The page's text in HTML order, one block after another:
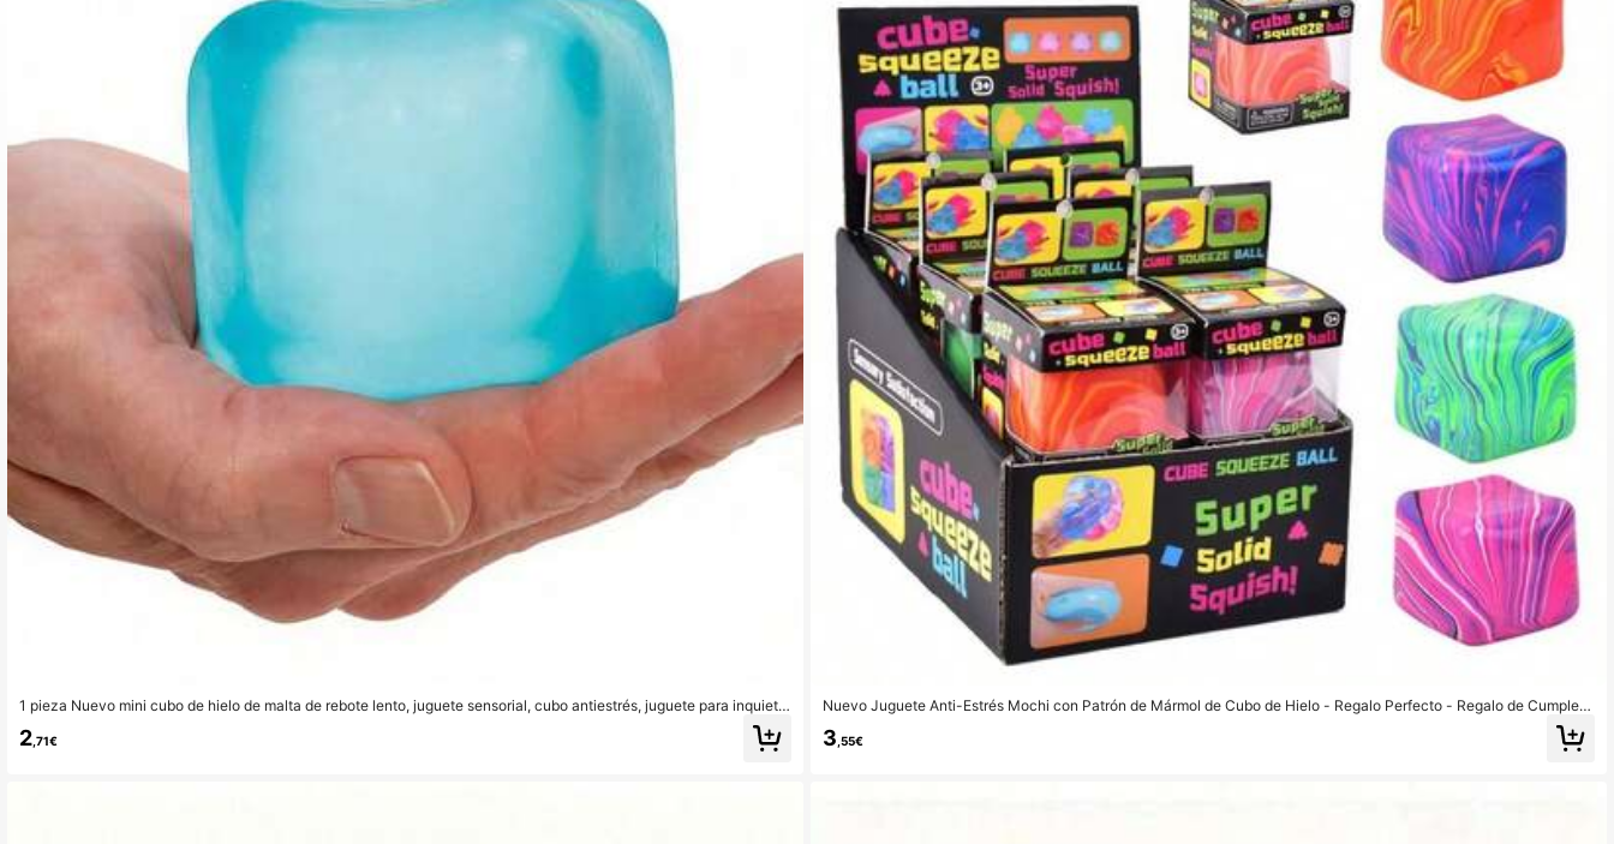
1 pieza Nuevo mini cubo de hielo de malta de rebote lento, juguete sensorial, cubo antiestrés, juguete para inquieto
s, juguete de viaje, juguete de aula, juguete de baño, artículos de papelería navideños, pelota antiestrés, regalo de c
umpleaños/Navidad
2,71€
Nuevo Juguete Anti-Estrés Mochi con Patrón de Mármol de Cubo de Hielo - Regalo Perfecto - Regalo de Cumplea
3 ,55€